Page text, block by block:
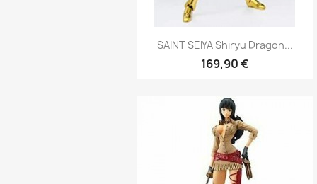
Aperçu rapide
SAINT SEIYA Shiryu Dragon...
169,90 €